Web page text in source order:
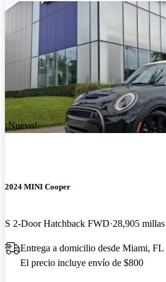
¡Nuevo!
2024 MINI Cooper
S 2-Door Hatchback FWD 28,905 millas
Entrega a domicilio desde Miami, FL
El precio incluye envío de $800